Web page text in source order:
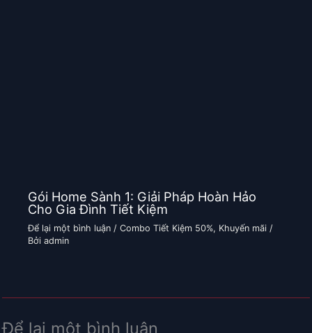
Gói Home Sành 1: Giải Pháp Hoàn Hảo
Cho Gia Đình Tiết Kiệm
Để lại một bình luận /Combo Tiết Kiệm 50%, Khuyến mãi /
Bởiadmin
Để lại một bình luận